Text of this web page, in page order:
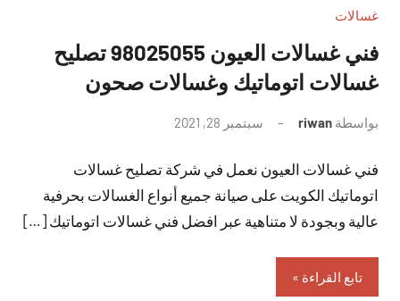
غسالات
فني غسالات العيون 98025055 تصليح
غسالات اتوماتيك وغسالات صحون
بواسطة riwan سبتمبر 28, 2021
تعليقات
فني غسالات العيون نعمل في شركة تصليح غسالات
اتوماتيك الكويت على صيانة جميع أنواع الغسالات بحرفية
عالية وبجودة لا متناهية عبر افضل فني غسالات اتوماتيك […]
تابع القراءة